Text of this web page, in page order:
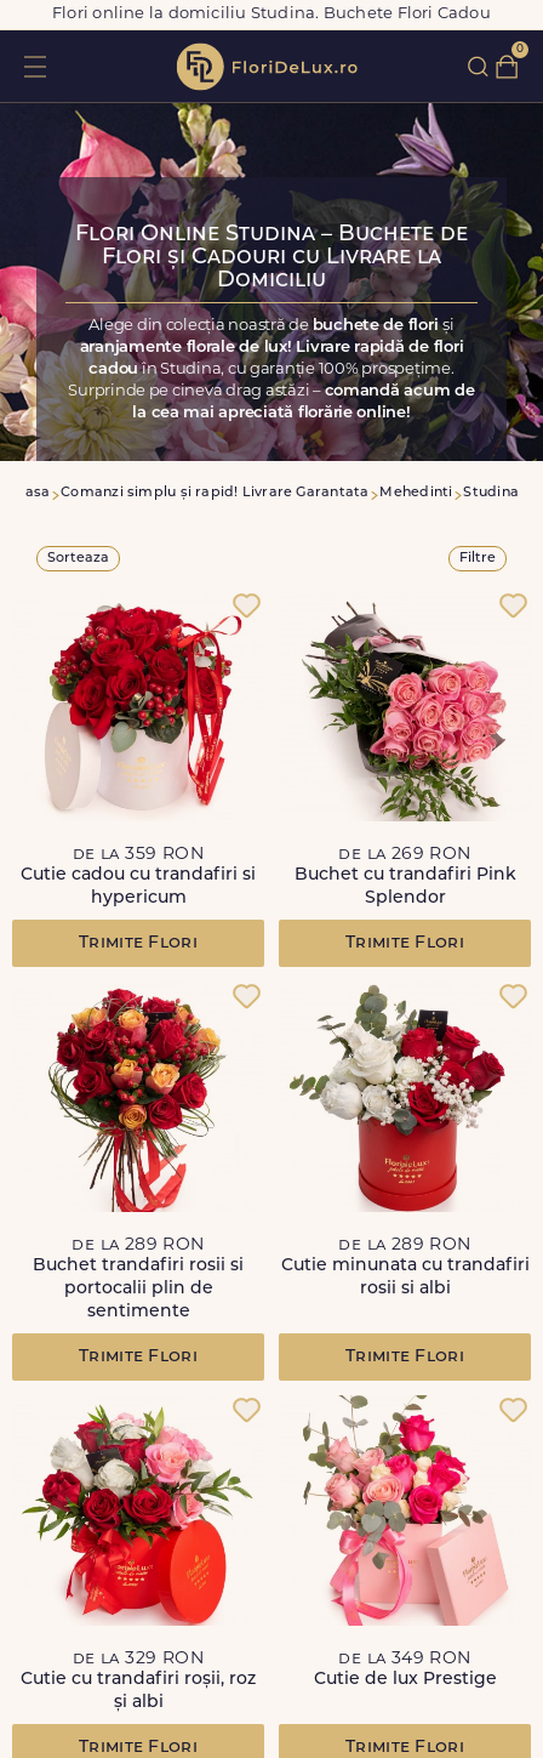
Flori online la domiciliu Studina. Buchete Flori Cadou
0
Flori Online Studina – Buchete de
Flori și Cadouri cu Livrare la
Domiciliu
Alege din colecția noastră de buchete de floriși
aranjamente florale de lux! Livrare rapidă de flori
cadouîn Studina, cu garanție 100% prospețime.
Surprinde pe cineva drag astăzi –comandă acum de
la cea mai apreciată florărie online!
Acasa Comanzi simplu și rapid! Livrare Garantata Mehedinti Studina
Sorteaza Filtre
de la 359 RON
Cutie cadou cu trandafiri si
hypericum
Trimite Flori
de la 269 RON
Buchet cu trandafiri Pink
Splendor
Trimite Flori
de la 289 RON
Buchet trandafiri rosii si
portocalii plin de
sentimente
Trimite Flori
de la 289 RON
Cutie minunata cu trandafiri
rosii si albi
Trimite Flori
de la 329 RON
Cutie cu trandafiri roșii, roz
și albi
Trimite Flori
de la 349 RON
Cutie de lux Prestige
Trimite Flori